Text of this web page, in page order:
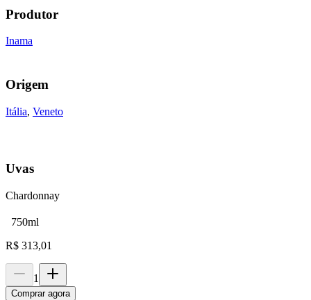
Produtor
Inama
Origem
Itália, Veneto
Uvas
Chardonnay
750ml
R$ 313,01
1
Comprar agora